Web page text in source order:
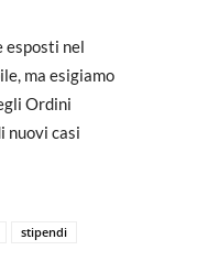
esposti nel
ma esigiamo
Ordini
nuovi casi
stipendi